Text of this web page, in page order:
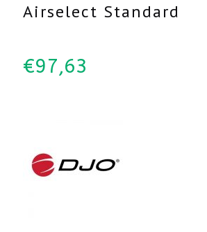
Airselect Standard
€97,63